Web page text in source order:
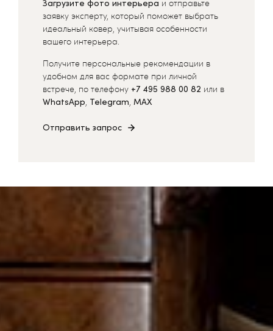
Загрузите фото интерьера и отправьте
заявку эксперту, который поможет выбрать
идеальный ковер, учитывая особенности
вашего интерьера.
Получите персональные рекомендации в
удобном для вас формате при личной
встрече, по телефону +7 495 988 00 82 или в
WhatsApp, Telegram, MAX
Отправить запрос